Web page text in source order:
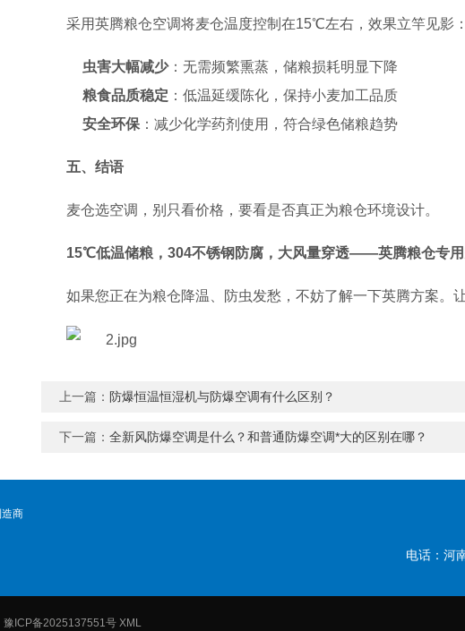
采用英腾粮仓空调将麦仓温度控制在15℃左右，效果立竿见影：
虫害大幅减少：无需频繁熏蒸，储粮损耗明显下降
粮食品质稳定 ：低温延缓陈化，保持小麦加工品质
安全环保 ：减少化学药剂使用，符合绿色储粮趋势
五、结语
麦仓选空调，别只看价格，要看是否真正为粮仓环境设计。
15℃低温储粮，304不锈钢防腐，大风量穿透——英腾粮仓专用
如果您正在为粮仓降温、防虫发愁，不妨了解一下英腾方案。
上一篇： 防爆恒温恒湿机与防爆空调有什么区别？
下一篇： 全新风防爆空调是什么？和普通防爆空调*大的区别在哪？
电话：河
豫ICP备2025137551号 XML